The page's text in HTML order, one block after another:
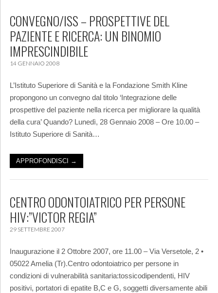
CONVEGNO/ISS – PROSPETTIVE DEL
PAZIENTE E RICERCA: UN BINOMIO
IMPRESCINDIBILE
14 GENNAIO 2008
L’Istituto Superiore di Sanità e la Fondazione Smith Kline
propongono un convegno dal titolo ‘Integrazione delle
prospettive del paziente nella ricerca per migliorare la qualità
della cura’ Quando? Lunedì, 28 Gennaio 2008 – Ore 10.00 –
Istituto Superiore di Sanità…
APPROFONDISCI →
CENTRO ODONTOIATRICO PER PERSONE
HIV:”VICTOR REGIA”
29 SETTEMBRE 2007
Inaugurazione il 2 Ottobre 2007, ore 11.00 – Via Versetole, 2 •
05022 Amelia (Tr).Centro odontoiatrico per persone in
condizioni di vulnerabilità sanitaria:tossicodipendenti, HIV
positivi, portatori di epatite B,C e G, soggetti diversamente abili